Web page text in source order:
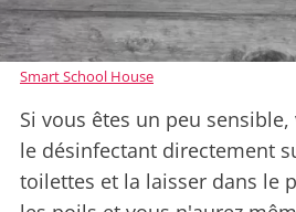
Smart School House
Si vous êtes un peu
le désinfectant directement
toilettes et la laisser dans le